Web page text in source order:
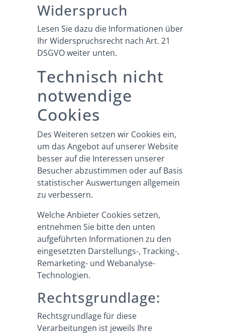
Widerspruch
Lesen Sie dazu die Informationen über
Ihr Widerspruchsrecht nach Art. 21
DSGVO weiter unten.
Technisch nicht
notwendige
Cookies
Des Weiteren setzen wir Cookies ein,
um das Angebot auf unserer Website
besser auf die Interessen unserer
Besucher abzustimmen oder auf Basis
statistischer Auswertungen allgemein
zu verbessern.
Welche Anbieter Cookies setzen,
entnehmen Sie bitte den unten
aufgeführten Informationen zu den
eingesetzten Darstellungs-, Tracking-,
Remarketing- und Webanalyse-
Technologien.
Rechtsgrundlage:
Rechtsgrundlage für diese
Verarbeitungen ist jeweils Ihre